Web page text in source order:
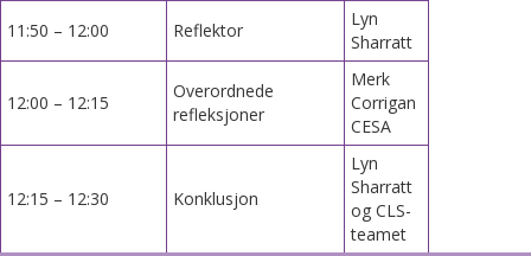
11:50 – 12:00 Reflektor
Lyn
Sharratt
12:00 – 12:15
Overordnede
refleksjoner
Merk
Corrigan
CESA
12:15 – 12:30 Konklusjon
Lyn
Sharratt
og CLS-
teamet